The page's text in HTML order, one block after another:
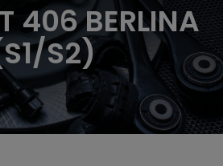
406 BERLINA
S2)